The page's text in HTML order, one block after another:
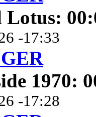
Lotus:
-17:33
1970:
-17:28